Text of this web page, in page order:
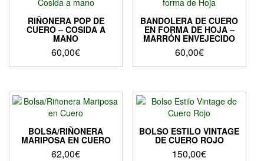
RIÑONERA POP DE
CUERO – COSIDA A
MANO
60,00€
Este
tiene
múltiples
variantes.
Las
opciones
se
BANDOLERA DE CUERO
EN FORMA DE HOJA –
MARRÓN ENVEJECIDO
60,00€
BOLSA/RIÑONERA
MARIPOSA EN CUERO
62,00€
BOLSO ESTILO VINTAGE
DE CUERO ROJO
150,00€